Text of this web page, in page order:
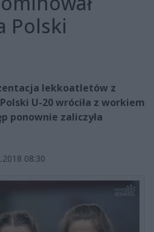
Polski
lekkoatletów z
U-20 wróciła z workiem
ponownie zaliczyła
08:30